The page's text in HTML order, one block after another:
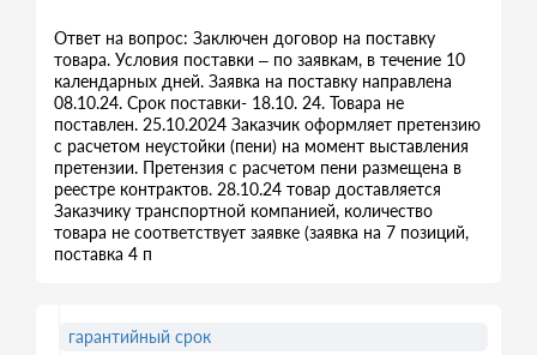
Ответ на вопрос: Заключен договор на поставку
товара. Условия поставки – по заявкам, в течение 10
календарных дней. Заявка на поставку направлена
08.10.24. Срок поставки- 18.10. 24. Товара не
поставлен. 25.10.2024 Заказчик оформляет претензию
с расчетом неустойки (пени) на момент выставления
претензии. Претензия с расчетом пени размещена в
реестре контрактов. 28.10.24 товар доставляется
Заказчику транспортной компанией, количество
товара не соответствует заявке (заявка на 7 позиций,
поставка 4 п
гарантийный срок